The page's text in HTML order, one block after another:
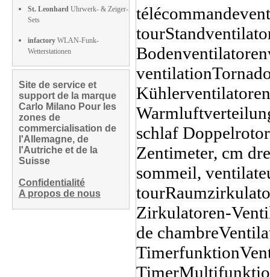
St. Leonhard Uhrwerk- & Zeiger-
Sets
infactory WLAN-Funk-
Wetterstationen
Site de service et
support de la marque
Carlo Milano Pour les
zones de
commercialisation de
l'Allemagne, de
l'Autriche et de la
Suisse
Confidentialité
A propos de nous